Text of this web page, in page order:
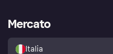
Esplora i negozi
Politica di protezione
dell'acquirente Klarna
Accesso aziende
Mercato
Italia